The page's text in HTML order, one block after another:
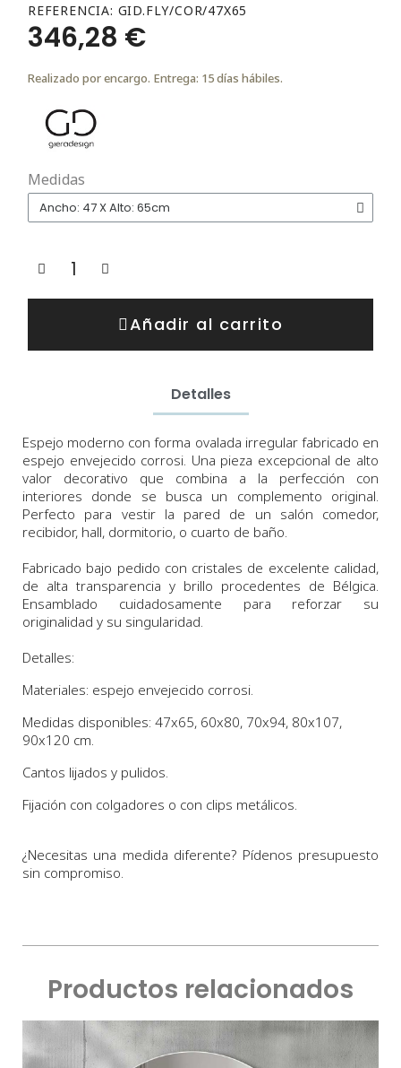
REFERENCIA GID.FLY/COR/47X65
346,28 €
Realizado por encargo. Entrega: 15 días hábiles.
Medidas
Añadir al carrito
Detalles
Espejo moderno con forma ovalada irregular fabricado en
espejo envejecido corrosi. Una pieza excepcional de alto
valor decorativo que combina a la perfección con
interiores donde se busca un complemento original.
Perfecto para vestir la pared de un salón comedor,
recibidor, hall, dormitorio, o cuarto de baño.
Fabricado bajo pedido con cristales de excelente calidad,
de alta transparencia y brillo procedentes de Bélgica.
Ensamblado cuidadosamente para reforzar su
originalidad y su singularidad.
Detalles:
Materiales: espejo envejecido corrosi.
Medidas disponibles: 47x65, 60x80, 70x94, 80x107,
90x120 cm.
Cantos lijados y pulidos.
Fijación con colgadores o con clips metálicos.
¿Necesitas una medida diferente? Pídenos presupuesto
sin compromiso.
Productos relacionados